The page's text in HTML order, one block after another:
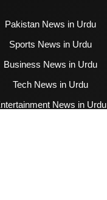
Pakistan News in Urdu
Sports News in Urdu
Business News in Urdu
Tech News in Urdu
News in Urdu